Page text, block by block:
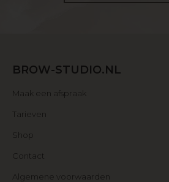
BROW-STUDIO.NL
Maak een afspraak
Tarieven
Shop
Contact
Algemene voorwaarden